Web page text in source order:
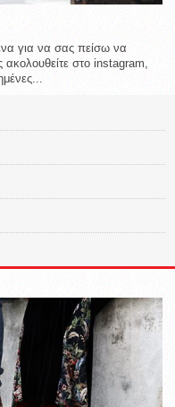
για να σας πείσω να
ακολουθείτε στο instagram,